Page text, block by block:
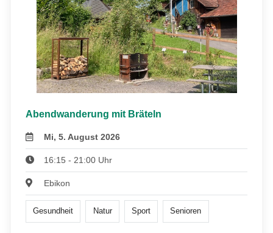
Abendwanderung mit Bräteln
Mi, 5. August 2026
16:15 - 21:00 Uhr
Ebikon
Gesundheit Natur Sport Senioren